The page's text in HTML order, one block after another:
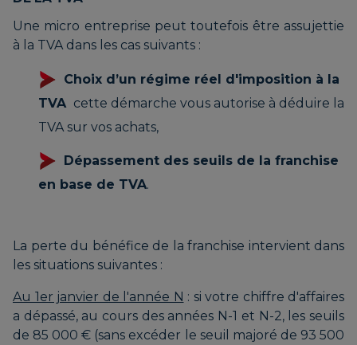
Une micro entreprise peut toutefois être assujettie
à la TVA dans les cas suivants :
Choix d’un régime réel d'imposition à la
TVA cette démarche vous autorise à déduire la
TVA sur vos achats,
Dépassement des seuils de la franchise
en base de TVA.
La perte du bénéfice de la franchise intervient dans
les situations suivantes :
Au 1er janvier de l'année N : si votre chiffre d'affaires
a dépassé, au cours des années N-1 et N-2, les seuils
de 85 000 € (sans excéder le seuil majoré de 93 500